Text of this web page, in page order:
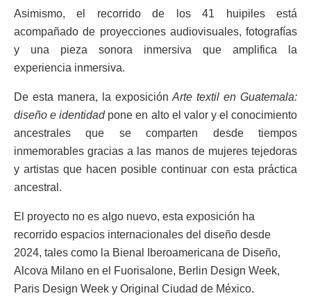
Asimismo, el recorrido de los 41 huipiles está
acompañado de proyecciones audiovisuales, fotografías
y una pieza sonora inmersiva que amplifica la
experiencia inmersiva.
De esta manera, la exposiciónArte textil en Guatemala:
diseño e identidadpone en alto el valor y el conocimiento
ancestrales que se comparten desde tiempos
inmemorables gracias a las manos de mujeres tejedoras
y artistas que hacen posible continuar con esta práctica
ancestral.
El proyecto no es algo nuevo, esta exposición ha
recorrido espacios internacionales del diseño desde
2024, tales como la Bienal Iberoamericana de Diseño,
Alcova Milano en el Fuorisalone, Berlin Design Week,
Paris Design Week y Original Ciudad de México.